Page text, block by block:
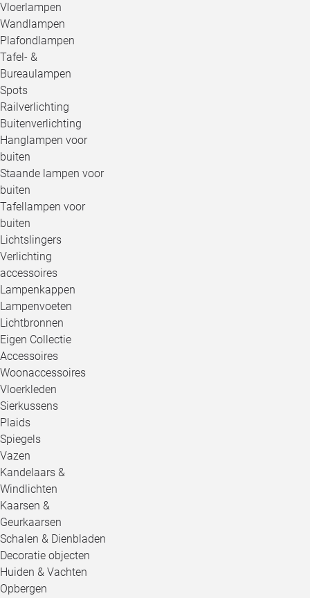
Vloerlampen
Wandlampen
Plafondlampen
Tafel- &
Bureaulampen
Spots
Railverlichting
Buitenverlichting
Hanglampen voor
buiten
Staande lampen voor
buiten
Tafellampen voor
buiten
Lichtslingers
Verlichting
accessoires
Lampenkappen
Lampenvoeten
Lichtbronnen
Eigen Collectie
Accessoires
Woonaccessoires
Vloerkleden
Sierkussens
Plaids
Spiegels
Vazen
Kandelaars &
Windlichten
Kaarsen &
Geurkaarsen
Schalen & Dienbladen
Decoratie objecten
Huiden & Vachten
Opbergen